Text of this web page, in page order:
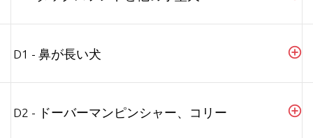
D1 - 鼻が長い犬
D2 - ドーバーマンピンシャー、コリー